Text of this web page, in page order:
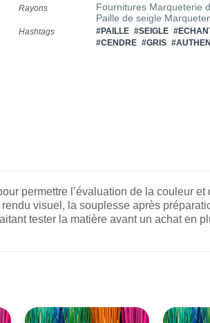
Rayons
Fournitures Marqueterie
Paille de seigle
Hashtags #PAILLE #SEIGLE
#CENDRE #GRIS
permettre l’évaluation de la couleur
visuel, la souplesse après
tester la matière avant un achat en